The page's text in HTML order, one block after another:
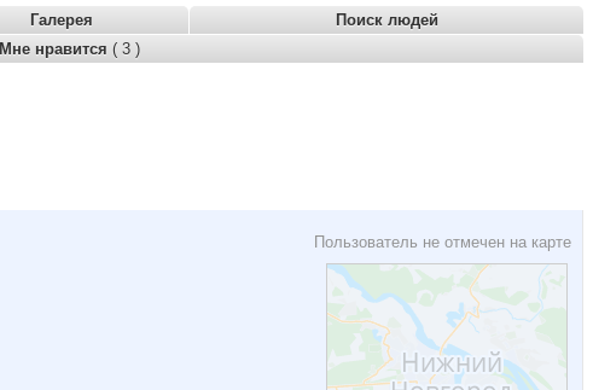
Галерея
Поиск людей
Мне нравится ( 3 )
Пользователь не отмечен на карте